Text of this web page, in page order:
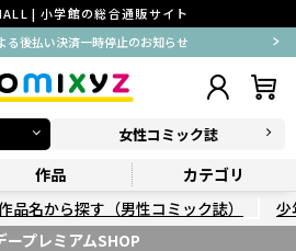
| 小学館の総合通販サイト
る後払い決済一時停止のお知らせ
女性コミック誌
作品
カテゴリ
品名から探す（男性コミック誌）
少
ープレミアムSHOP